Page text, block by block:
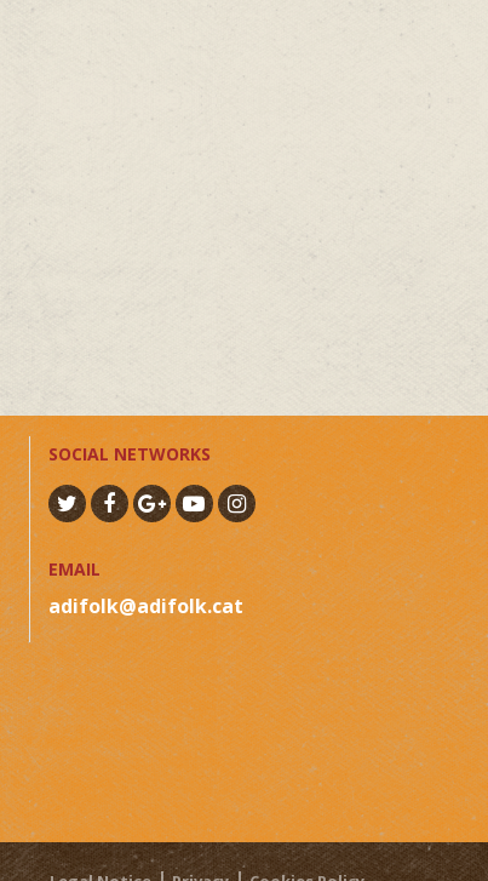
SOCIAL NETWORKS
EMAIL
adifolk@adifolk.cat